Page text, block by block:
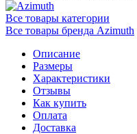
Все товары категории
Все товары бренда Azimuth
Описание
Размеры
Характеристики
Отзывы
Как купить
Оплата
Доставка